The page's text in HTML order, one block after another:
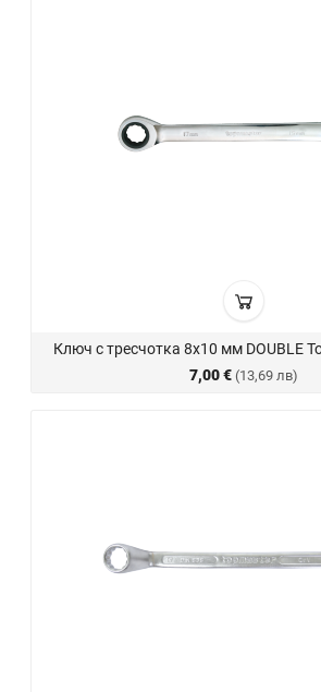
Ключ с тресчотка 8х10 мм DOUBLE
7,00 € (13,69 лв)